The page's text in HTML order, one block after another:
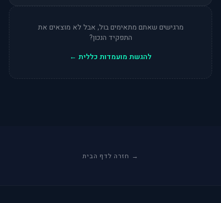
מרגישים שאתם מתאימים בול, אבל לא מוצאים את
התפקיד הנכון?
להגשת מועמדות כללית ←
→ חזרה לדף הבית